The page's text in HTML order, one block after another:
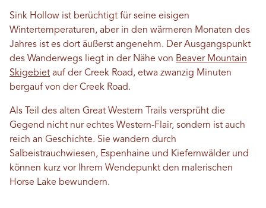
Sink Hollow ist berüchtigt für seine eisigen
Wintertemperaturen, aber in den wärmeren Monaten des
Jahres ist es dort äußerst angenehm. Der Ausgangspunkt
des Wanderwegs liegt in der Nähe von Beaver Mountain
Skigebiet auf der Creek Road, etwa zwanzig Minuten
bergauf von der Creek Road.
Als Teil des alten Great Western Trails versprüht die
Gegend nicht nur echtes Western-Flair, sondern ist auch
reich an Geschichte. Sie wandern durch
Salbeistrauchwiesen, Espenhaine und Kiefernwälder und
können kurz vor Ihrem Wendepunkt den malerischen
Horse Lake bewundern.